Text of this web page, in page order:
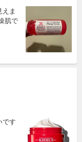
ま
肌で
です